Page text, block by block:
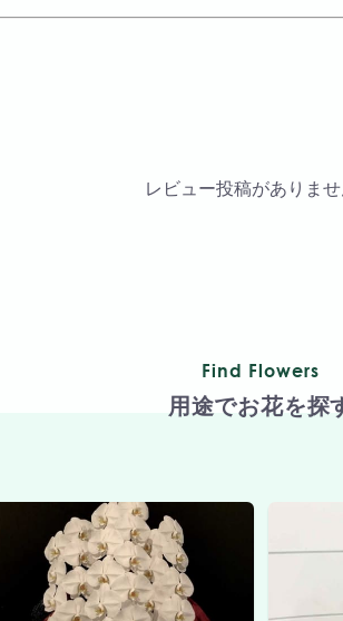
レビュー投稿がありま
Find Flowers
用途でお花を探